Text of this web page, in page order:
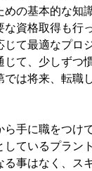
の基本的な知
な資格取得も行
て最適なプロ
て、少しずつ
では将来、転職
手に職をつけ
ているプラン
事はなく、ス